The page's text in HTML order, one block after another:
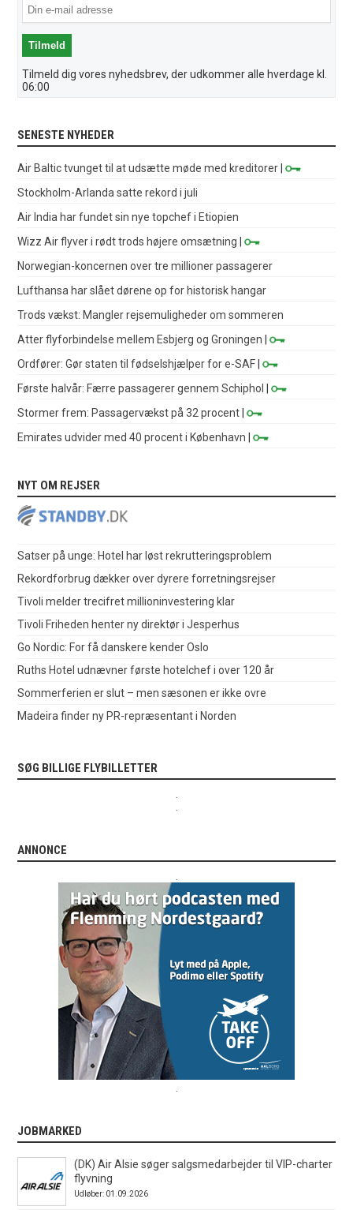
Tilmeld dig vores nyhedsbrev, der udkommer alle hverdage kl.
06:00
SENESTE NYHEDER
Air Baltic tvunget til at udsætte møde med kreditorer |
Stockholm-Arlanda satte rekord i juli
Air India har fundet sin nye topchef i Etiopien
Wizz Air flyver i rødt trods højere omsætning |
Norwegian-koncernen over tre millioner passagerer
Lufthansa har slået dørene op for historisk hangar
Trods vækst: Mangler rejsemuligheder om sommeren
Atter flyforbindelse mellem Esbjerg og Groningen |
Ordfører: Gør staten til fødselshjælper for e-SAF |
Første halvår: Færre passagerer gennem Schiphol
|
Stormer frem: Passagervækst på 32 procent |
Emirates udvider med 40 procent i København |
NYT OM REJSER
Satser på unge: Hotel har løst rekrutteringsproblem
Rekordforbrug dækker over dyrere forretningsrejser
Tivoli melder trecifret millioninvestering klar
Tivoli Friheden henter ny direktør i Jesperhus
Go Nordic: For få danskere kender Oslo
Ruths Hotel udnævner første hotelchef i over 120 år
Sommerferien er slut – men sæsonen er ikke ovre
Madeira finder ny PR-repræsentant i Norden
SØG BILLIGE FLYBILLETTER
ANNONCE
JOBMARKED
(DK) Air Alsie søger salgsmedarbejder til VIP-charter
flyvning
Udløber: 01.09.2026